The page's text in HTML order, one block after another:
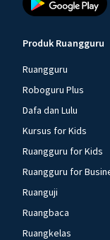
Produk Ruangguru
Ruangguru
Roboguru Plus
Dafa dan Lulu
Kursus for Kids
Ruangguru for Kids
Ruangguru for
Ruanguji
Ruangbaca
Ruangkelas